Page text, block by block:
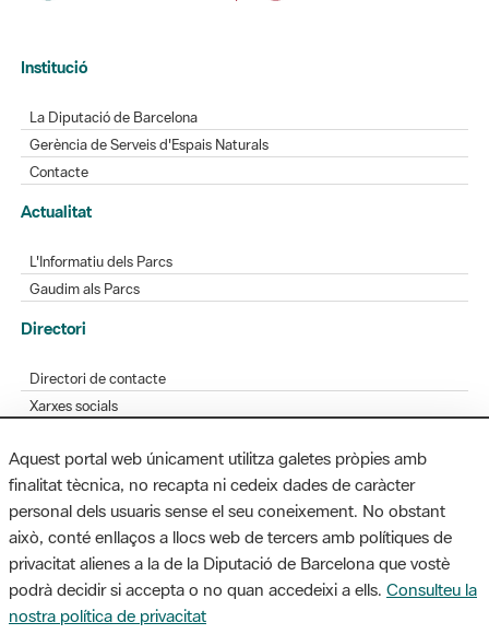
Gerència de Serveis d'Espais Naturals
Actualitat
L'Informatiu dels Parcs
Gaudim als Parcs
Directori de contacte
Xarxes socials
Bústia de suggeriments
Opineu sobre els parcs
MAPA WEB AVÍS LEGAL ACCESSIBILITAT
Diputació de Barcelona. Edifici Llacuna, 1a planta. Badajoz, 49. 08005
Barcelona. Tel. 934 022 428 / xarxaparcs@diba.cat
Aquest portal web únicament utilitza galetes pròpies amb
finalitat tècnica, no recapta ni cedeix dades de caràcter
personal dels usuaris sense el seu coneixement. No obstant
això, conté enllaços a llocs web de tercers amb polítiques de
privacitat alienes a la de la Diputació de Barcelona que vostè
podrà decidir si accepta o no quan accedeixi a ells. Consulteu la
nostra política de privacitat